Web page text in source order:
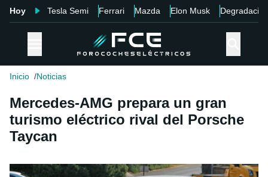
Hoy Tesla Semi Ferrari Mazda Elon Musk Degradación
Inicio Noticias
Mercedes-AMG prepara un gran
turismo eléctrico rival del Porsche
Taycan